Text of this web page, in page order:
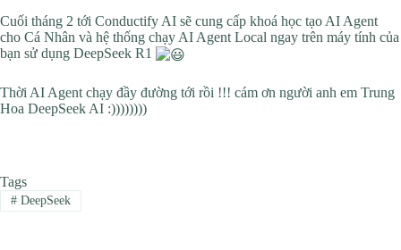
Cuối tháng 2 tới Conductify AI sẽ cung cấp khoá học tạo AI Agent
cho Cá Nhân và hệ thống chạy AI Agent Local ngay trên máy tính của
bạn sử dụng DeepSeek R1
Thời AI Agent chạy đầy đường tới rồi !!! cám ơn người anh em Trung
Hoa DeepSeek AI :))))))))
Tags
#DeepSeek